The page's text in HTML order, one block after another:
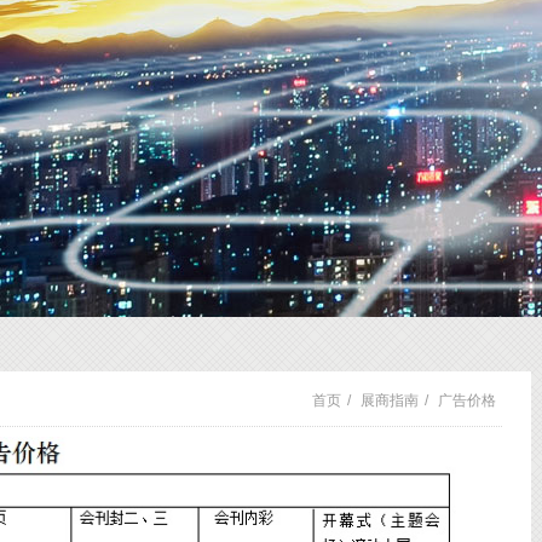
首页 / 展商指南 / 广告价格